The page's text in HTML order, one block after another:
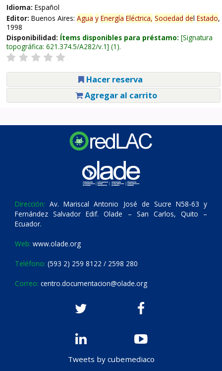
Idioma: Español
Editor: Buenos Aires: Agua y Energía Eléctrica, Sociedad del Estado,
1998
Disponibilidad: Ítems disponibles para préstamo: Signatura
topográfica: 621.374.5/A282/v.1 (1).
Hacer reserva
Agregar al carrito
Dirección: Av. Mariscal Antonio José de Sucre N58-63 y
Fernández Salvador Edif. Olade – San Carlos, Quito –
Ecuador.
Web: www.olade.org
Teléfono: (593 2) 259 8122 / 2598 280
Correo: centro.documentacion@olade.org
Tweets by cubemediaco